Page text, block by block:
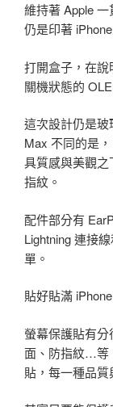
維持著 Apple
仍是印著
打開盒子，在說
關機狀態的
這次設計仍是
Max 不同的是
具質感與美觀
指紋。
配件部分有
Lightning 連接
單。
貼好貼滿
螢幕保護貼有
面、防指紋…等
貼，每一種品